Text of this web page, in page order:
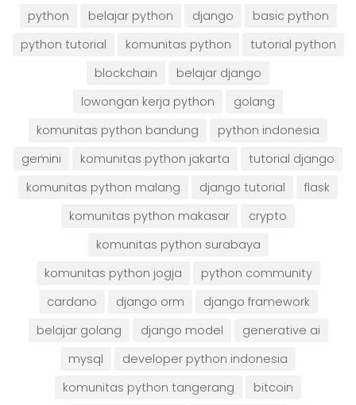
python belajar python django
basic python
python tutorial
komunitas python
tutorial python
blockchain
belajar django
lowongan kerja python
golang
komunitas python bandung
python indonesia
gemini
komunitas python jakarta
tutorial django
komunitas python malang
django tutorial
flask
komunitas python makasar
crypto
komunitas python surabaya
komunitas python jogja
python community
cardano
django orm
django framework
belajar golang
django model
generative ai
mysql
developer python indonesia
komunitas python tangerang
bitcoin